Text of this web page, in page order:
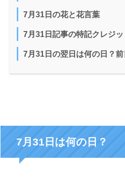
7月31日の花と花言葉
7月31日記事の特記クレジッ
7月31日の翌日は何の日？
7月31日は何の日？